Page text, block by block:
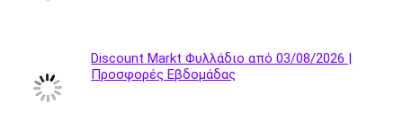
Discount Markt Φυλλάδιο από 03/08/2026 |
Προσφορές Εβδομάδας